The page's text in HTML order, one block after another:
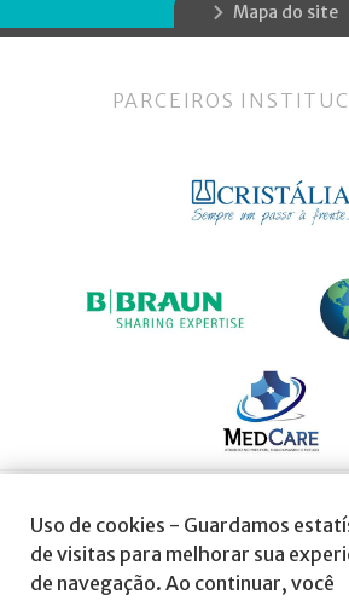
Uso de cookies - Guardamos
de visitas para melhorar sua
de navegação. Ao continuar, você
Mapa do site
PARCEIROS
SOCIEDADE